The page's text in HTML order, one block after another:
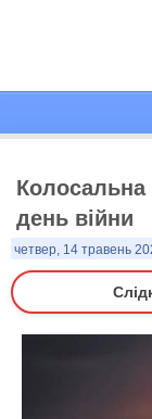
Колосальна
день війни
четвер, 14 травень